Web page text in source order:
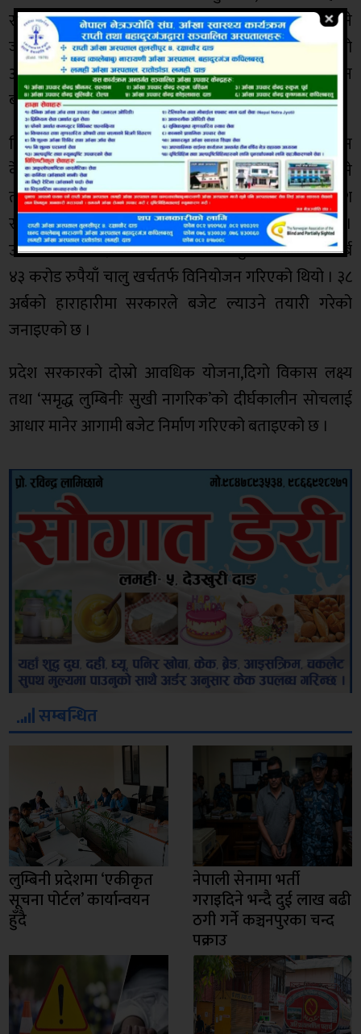
सरलीकरण र वित्तीय अनुशासनलाई पनि प्राथमिकता दिइने
जनाइएको छ । पर्यटन,उद्योग,ऊर्जा तथा स्थानीय स्रोतसाधनको
अधिकतम उपयोगमार्फत प्रदेशको अर्थतन्त्रलाई चलायमान
बनाउने लक्ष्य समेत बजेटले लिएको छ ।
विशेषगरी लुम्बिनीलाई अन्तर्राष्ट्रिय धार्मिक तथा स्वास्थ्य पर्यटन
केन्द्रका रूपमा विकास गर्ने कार्यक्रमलाई निरन्तरता दिइने
तयारी छ । चालु आर्थिक वर्ष २०८२\०८३ का लागि प्रदेश
सरकारले ३८ अर्ब ९१ करोड रुपैयाँको बजेट ल्याएको थियो ।
उक्त बजेटमध्ये २३ अर्ब ४७ करोड रुपैयाँ पुँजीगत तथा १५ अर्ब
४३ करोड रुपैयाँ चालु खर्चतर्फ विनियोजन गरिएको थियो । ३८
अर्बको हाराहारीमा सरकारले बजेट ल्याउने तयारी गरेको
जनाइएको छ ।
प्रदेश सरकारको दोस्रो आवधिक योजना,दिगो विकास लक्ष्य
तथा ‘समृद्ध लुम्बिनीः सुखी नागरिक’को दीर्घकालीन सोचलाई
आधार मानेर आगामी बजेट निर्माण गरिएको बताइएको छ ।
सम्बन्धित
लुम्बिनी प्रदेशमा ‘एकीकृत
सूचना पोर्टल’ कार्यान्वयन
हुँदै
नेपाली सेनामा भर्ती
गराइदिने भन्दै दुई लाख बढी
ठगी गर्ने कञ्चनपुरका चन्द
पक्राउ